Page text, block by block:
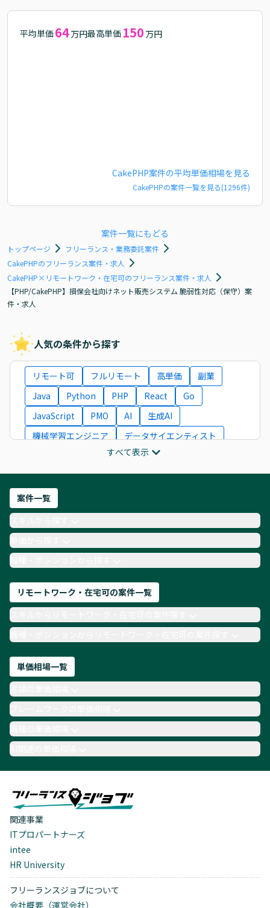
平均単価 64万円最高単価 150 万円
CakePHP案件の平均単価相場を見る
CakePHPの案件一覧を見る(1296件)
案件一覧にもどる
トップページ
フリーランス・業務委託案件
CakePHPのフリーランス案件・求人
CakePHP×リモートワーク・在宅可のフリーランス案件・求人
【PHP/CakePHP】損保会社向けネット販売システム 脆弱性対応（保守）案
件・求人
人気の条件から探す
リモート可 フルリモート 高単価
副業
Java
Python PHP React
Go
JavaScript
PMO AI
生成AI
機械学習エンジニア
データサイエンティスト
ITコンサルタント
フロントエンドエンジニア
ネットワークエンジニア
AIエンジニア
Webデザイナー
月収100万円 業務委託
COBOL
Ruby
TypeScript
Laravel AWS
すべて表示
案件一覧
単価から探す
職種・ポジションから探す
リモートワーク・在宅可の案件一覧
職種・ポジションからリモートワーク・在宅可の案件探す
単価相場一覧
職種の単価相場
AI関連の単価相場
関連事業
ITプロパートナーズ
intee
HR University
フリーランスジョブについて
会社概要（運営会社）